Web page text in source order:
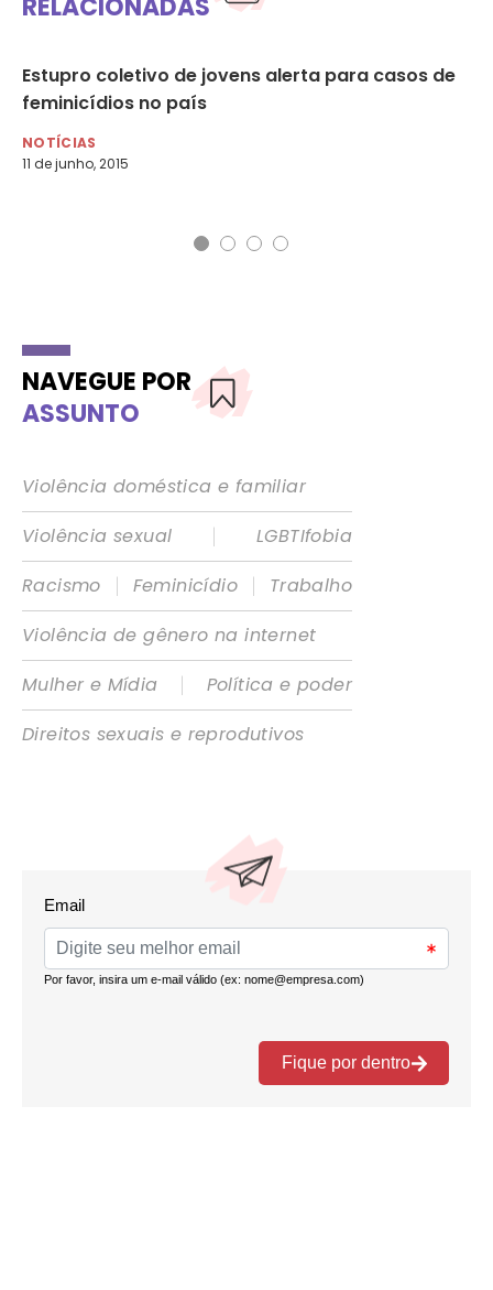
Estupro coletivo de jovens alerta para casos de
feminicídios no país
NOTÍCIAS
11 de junho, 2015
NAVEGUE POR
ASSUNTO
Violência doméstica e familiar
Violência sexual
|
LGBTIfobia
Racismo
| Feminicídio |
Trabalho
Violência de gênero na internet
Mulher e Mídia
|
Política e poder
Direitos sexuais e reprodutivos